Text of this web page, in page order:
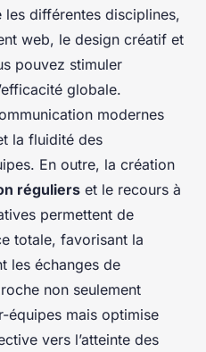
différentes disciplines,
web, le design créatif et
pouvez stimuler
globale.
modernes
la fluidité des
En outre, la création
réguliers et le recours à
permettent de
totale, favorisant la
les échanges de
non seulement
équipes mais optimise
vers l’atteinte des